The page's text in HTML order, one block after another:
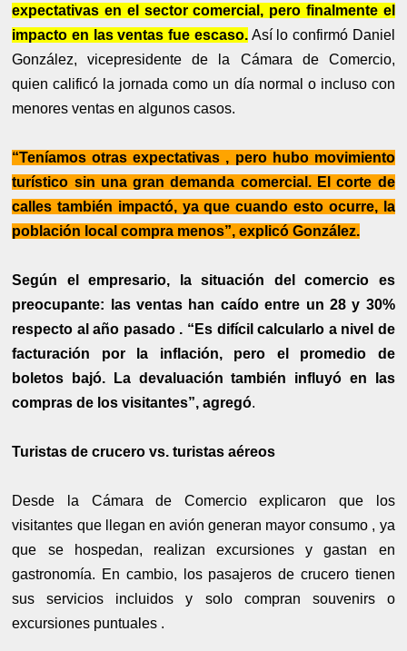
expectativas en el sector comercial, pero finalmente el
impacto en las ventas fue escaso.Así lo confirmó Daniel
González, vicepresidente de la Cámara de Comercio,
quien calificó la jornada como un día normal o incluso con
menores ventas en algunos casos.
“Teníamos otras expectativas , pero hubo movimiento
turístico sin una gran demanda comercial. El corte de
calles también impactó, ya que cuando esto ocurre, la
población local compra menos”, explicó González.
Según el empresario, la situación del comercio es
preocupante: las ventas han caído entre un 28 y 30%
respecto al año pasado . “Es difícil calcularlo a nivel de
facturación por la inflación, pero el promedio de
boletos bajó. La devaluación también influyó en las
compras de los visitantes”, agregó.
Turistas de crucero vs. turistas aéreos
Desde la Cámara de Comercio explicaron que los
visitantes que llegan en avión generan mayor consumo , ya
que se hospedan, realizan excursiones y gastan en
gastronomía. En cambio, los pasajeros de crucero tienen
sus servicios incluidos y solo compran souvenirs o
excursiones puntuales .